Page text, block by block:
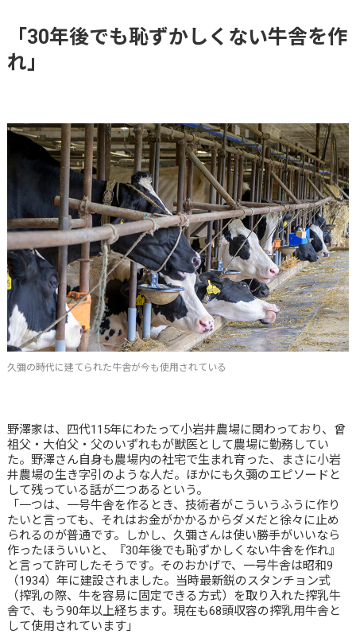
「30年後でも恥ずかしくない牛舎を作
れ」
久彌の時代に建てられた牛舎が今も使用されている
野澤家は、四代115年にわたって小岩井農場に関わっており、曾
祖父・大伯父・父のいずれもが獣医として農場に勤務してい
た。野澤さん自身も農場内の社宅で生まれ育った、まさに小岩
井農場の生き字引のような人だ。ほかにも久彌のエピソードと
して残っている話が二つあるという。
「一つは、一号牛舎を作るとき、技術者がこういうふうに作り
たいと言っても、それはお金がかかるからダメだと徐々に止め
られるのが普通です。しかし、久彌さんは使い勝手がいいなら
作ったほういいと、『30年後でも恥ずかしくない牛舎を作れ』
と言って許可したそうです。そのおかげで、一号牛舎は昭和9
（1934）年に建設されました。当時最新鋭のスタンチョン式
（搾乳の際、牛を容易に固定できる方式）を取り入れた搾乳牛
舎で、もう90年以上経ちます。現在も68頭収容の搾乳用牛舎と
して使用されています」